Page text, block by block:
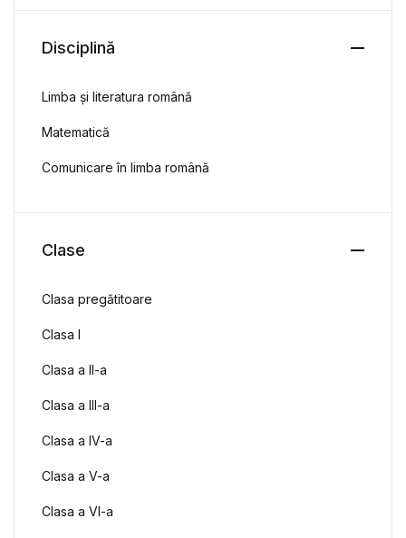
Disciplină
Limba și literatura română
Matematică
Comunicare în limba română
Clase
Clasa pregătitoare
Clasa I
Clasa a II-a
Clasa a III-a
Clasa a IV-a
Clasa a V-a
Clasa a VI-a